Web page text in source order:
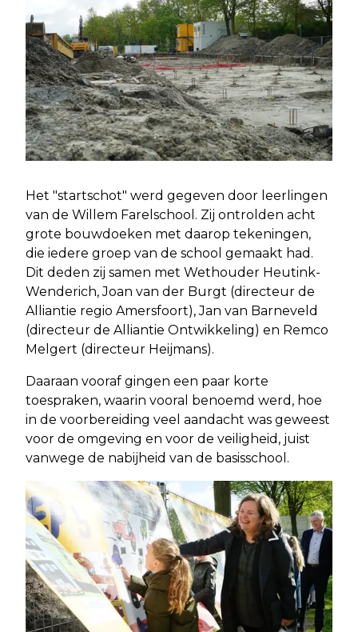
Het "startschot" werd gegeven door leerlingen
van de Willem Farelschool. Zij ontrolden acht
grote bouwdoeken met daarop tekeningen,
die iedere groep van de school gemaakt had.
Dit deden zij samen met Wethouder Heutink-
Wenderich, Joan van der Burgt (directeur de
Alliantie regio Amersfoort), Jan van Barneveld
(directeur de Alliantie Ontwikkeling) en Remco
Melgert (directeur Heijmans).
Daaraan vooraf gingen een paar korte
toespraken, waarin vooral benoemd werd, hoe
in de voorbereiding veel aandacht was geweest
voor de omgeving en voor de veiligheid, juist
vanwege de nabijheid van de basisschool.